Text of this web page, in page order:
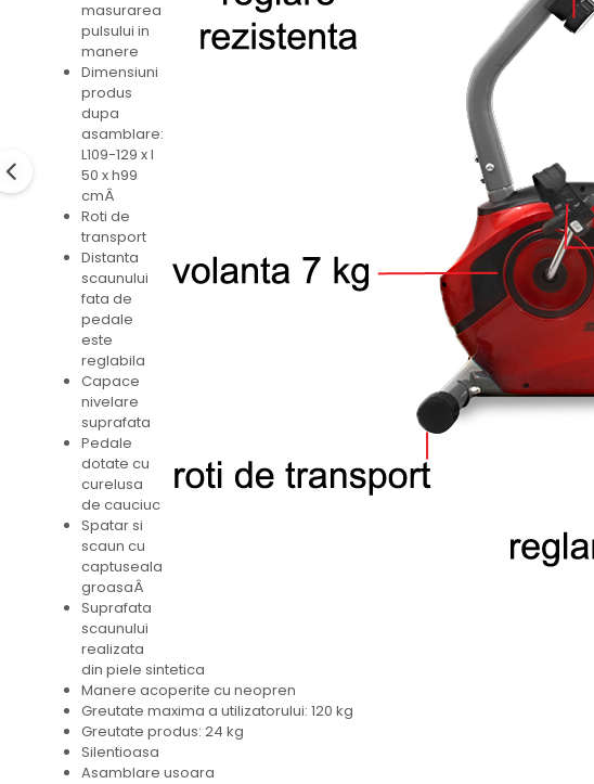
masurarea
pulsului in
manere
Dimensiuni
produs
dupa
asamblare:
L109-129 x l
50 x h99
cmÂ
Roti de
transport
Distanta
scaunului
fata de
pedale
este
reglabila
Capace
nivelare
suprafata
Pedale
dotate cu
curelusa
de cauciuc
Spatar si
scaun cu
captuseala
groasaÂ
Suprafata
scaunului
realizata
din piele sintetica
Manere acoperite cu neopren
Greutate maxima a utilizatorului: 120 kg
Greutate produs: 24 kg
Silentioasa
Asamblare usoara